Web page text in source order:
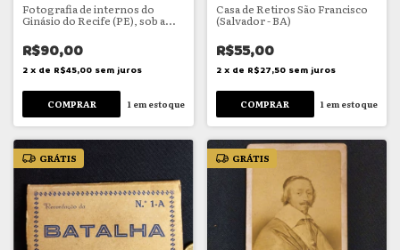
Fotografia de internos do
Ginásio do Recife (PE), sob a
direção do Padre Felix Barreto
R$90,00
2 x de R$45,00 sem juros
1em estoque
Casa de Retiros São Francisco
(Salvador - BA)
R$55,00
2 x de R$27,50 sem juros
1 em estoque
GRÁTIS GRÁTIS